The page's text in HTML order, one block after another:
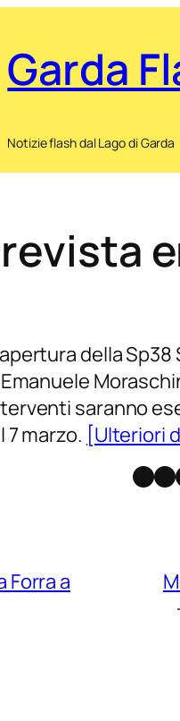
Garda
Notizie flash dal Lago di Garda
della
saranno
marzo. [Ulteriori
Forra a